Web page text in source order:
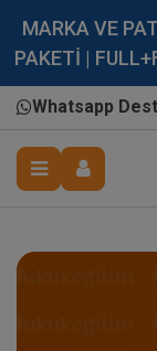
MARKA VE
PAKETİ |
Whatsapp